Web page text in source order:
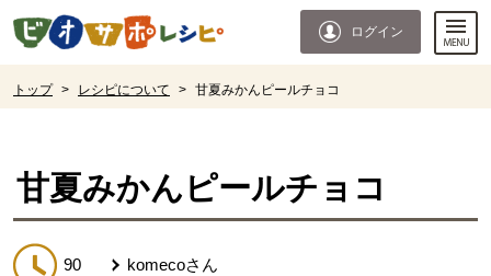
ページの先頭です。
ログイン
トップ > レシピについて > 甘夏みかんピールチョコ
甘夏みかんピールチョコ
90 komecoさん